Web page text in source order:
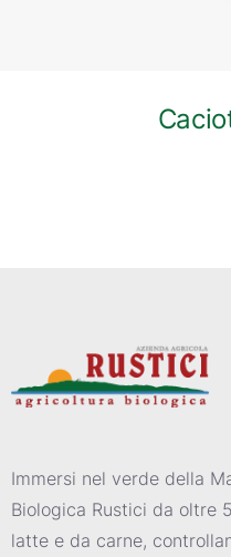
Immersi nel verde della
Biologica Rustici da oltre
latte e da carne,